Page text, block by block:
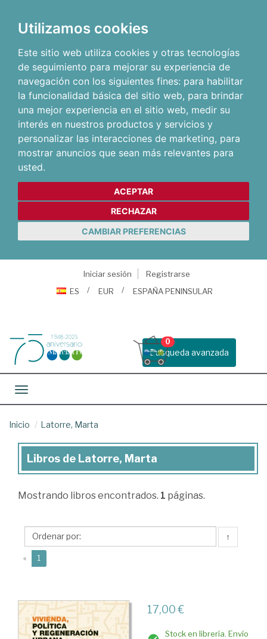
Utilizamos cookies
Este sitio web utiliza cookies y otras tecnologías
de seguimiento para mejorar su experiencia de
navegación con los siguientes fines: para habilitar
la funcionalidad básica del sitio web, para brindar
una mejor experiencia en el sitio web, medir su
interés en nuestros productos y servicios y
personalizar las interacciones de marketing, para
mostrar anuncios que sean más relevantes para
usted.
ACEPTAR
RECHAZAR
CAMBIAR PREFERENCIAS
Iniciar sesión
Registrarse
ES
EUR ESPAÑA PENINSULAR
Busqueda avanzada
0
Toggle navigation
Inicio Latorre, Marta
Libros
Latorre,
Libros de Latorre, Marta
Mostrando libros encontrados. 1 páginas.
↑
« 1
17,00 €
Stock en librería. Envío